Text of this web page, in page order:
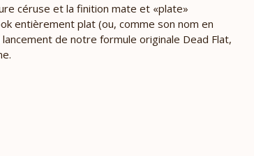
céruse et la finition mate et «plate»
entièrement plat (ou, comme son nom en
de notre formule originale Dead Flat,